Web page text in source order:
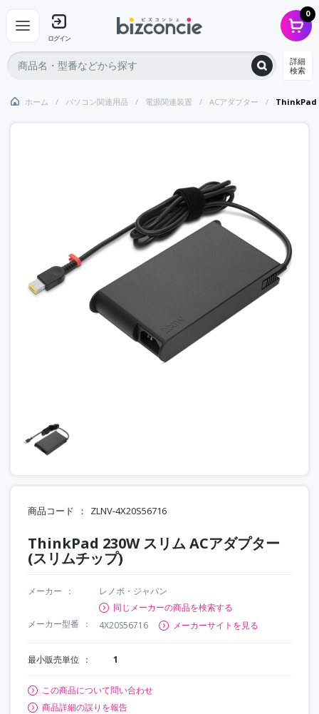
ログイン
0
詳細
検索
ホーム パソコン関連用品 電源関連装置 ACアダプター ThinkPad
商品コード ZLNV-4X20S56716
ThinkPad 230W スリム ACアダプター
(スリムチップ)
メーカー
レノボ・ジャパン
同じメーカーの商品を検索する
メーカー型番
4X20S56716 メーカーサイトを見る
最小販売単位 1
この商品について問い合わせ
商品詳細の誤りを報告